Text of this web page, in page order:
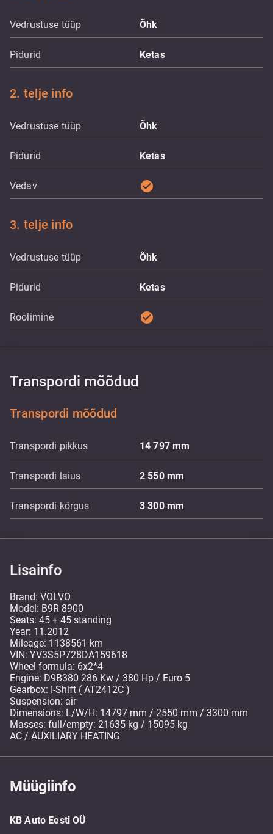
Vedrustuse tüüp Õhk
Pidurid Ketas
2. telje info
Vedrustuse tüüp Õhk
Pidurid Ketas
Vedav check_circle
3. telje info
Vedrustuse tüüp Õhk
Pidurid Ketas
Roolimine check_circle
Transpordi mõõdud
Transpordi mõõdud
Transpordi pikkus 14 797mm
Transpordi laius 2 550 mm
Transpordi kõrgus 3 300 mm
Lisainfo
Brand: VOLVO
Model: B9R 8900
Seats: 45 + 45 standing
Year: 11.2012
Mileage: 1138561 km
VIN: YV3S5P728DA159618
Wheel formula: 6x2*4
Engine: D9B380 286 Kw / 380 Hp / Euro 5
Gearbox: I-Shift ( AT2412C )
Suspension: air
Dimensions: L/W/H: 14797 mm / 2550 mm / 3300 mm
Masses: full/empty: 21635 kg / 15095 kg
AC / AUXILIARY HEATING
Müügiinfo
KB Auto Eesti OÜ